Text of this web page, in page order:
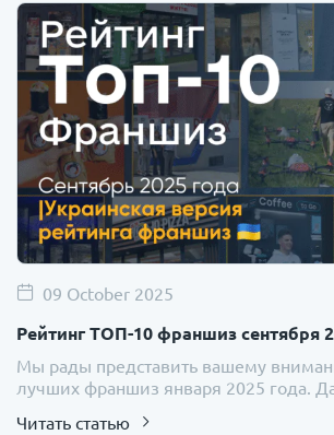
09 October 2025
Рейтинг ТОП-10 франшиз сентября
Мы рады представить вашему
лучших франшиз января 2025 года.
Читать статью